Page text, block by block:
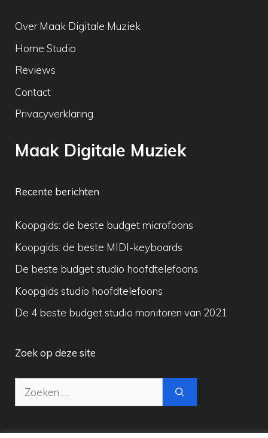
Over Maak Digitale Muziek
Home Studio
Reviews
Contact
Privacyverklaring
Maak Digitale Muziek
Recente berichten
Koopgids: de beste budget microfoons
Koopgids: de beste MIDI-keyboards
De beste budget studio hoofdtelefoons
Koopgids studio hoofdtelefoons
De 4 beste budget studio monitoren van 2021
Zoek op deze site
Zoek
naar: